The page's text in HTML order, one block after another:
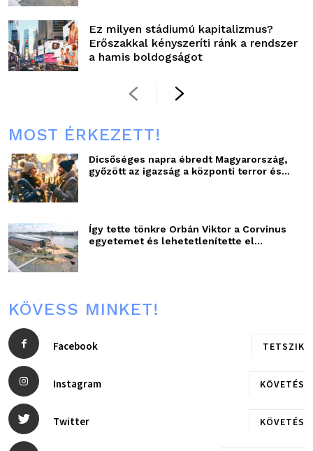
Ez milyen stádiumú kapitalizmus?
Erőszakkal kényszeríti ránk a rendszer
a hamis boldogságot
MOST ÉRKEZETT!
Dicsőséges napra ébredt Magyarország,
győzött az igazság a központi terror és...
Így tette tönkre Orbán Viktor a Corvinus
egyetemet és lehetetlenítette el...
KÖVESS MINKET!
Facebook TETSZIK
Instagram KÖVETÉS
Twitter KÖVETÉS